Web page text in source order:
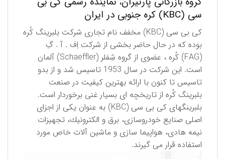
سی (KBC) کره جنوبی در ایران
كی بی سی (KBC) مخفف نام تجاری شركت بلبرینگ كُره
بوده كه در حال حاضر بخشی از شركت اِف . آ . گِ
(FAG) كُره ، عضوی از گروه شِفلر (Schaeffler) آلمان
است. این شركت در سال 1953 تاسیس شد و از بدو
تاسیس تا كنون با ارائه بهترین كیفیت در صنعت
بلبرینگ كُره از تاریخچه ای بسیار غنی برخوردار است.
بلبرینگهای كی بی سی (KBC) به عنوان یكی از اجزای
اصلی صنایع خودروسازی، برق و الكترونیك، تجهیزات
نیمه هادی، هواپیما سازی و ماشین آلات خاص مورد
استفاده قرار می گیرند.